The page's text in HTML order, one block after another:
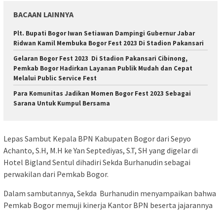
BACAAN LAINNYA
Plt. Bupati Bogor Iwan Setiawan Dampingi Gubernur Jabar
Ridwan Kamil Membuka Bogor Fest 2023 Di Stadion Pakansari
Gelaran Bogor Fest 2023 Di Stadion Pakansari Cibinong,
Pemkab Bogor Hadirkan Layanan Publik Mudah dan Cepat
Melalui Public Service Fest
Para Komunitas Jadikan Momen Bogor Fest 2023 Sebagai
Sarana Untuk Kumpul Bersama
Lepas Sambut Kepala BPN Kabupaten Bogor dari Sepyo
Achanto, S.H, M.H ke Yan Septediyas, S.T, SH yang digelar di
Hotel Bigland Sentul dihadiri Sekda Burhanudin sebagai
perwakilan dari Pemkab Bogor.
Dalam sambutannya, Sekda Burhanudin menyampaikan bahwa
Pemkab Bogor memuji kinerja Kantor BPN beserta jajarannya